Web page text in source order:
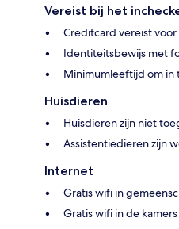
Vereist bij het
Creditcard vereist
Identiteitsbewijs met
Minimumleeftijd om in
Huisdieren
Huisdieren zijn niet
Assistentiedieren zijn
Internet
Gratis wifi in
Gratis wifi in de kamers